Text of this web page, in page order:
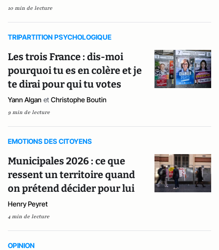
10 min de lecture
TRIPARTITION PSYCHOLOGIQUE
Les trois France : dis-moi
pourquoi tu es en colère et je
te dirai pour qui tu votes
Yann Algan et Christophe Boutin
9 min de lecture
EMOTIONS DES CITOYENS
Municipales 2026 : ce que
ressent un territoire quand
on prétend décider pour lui
Henry Peyret
4 min de lecture
OPINION